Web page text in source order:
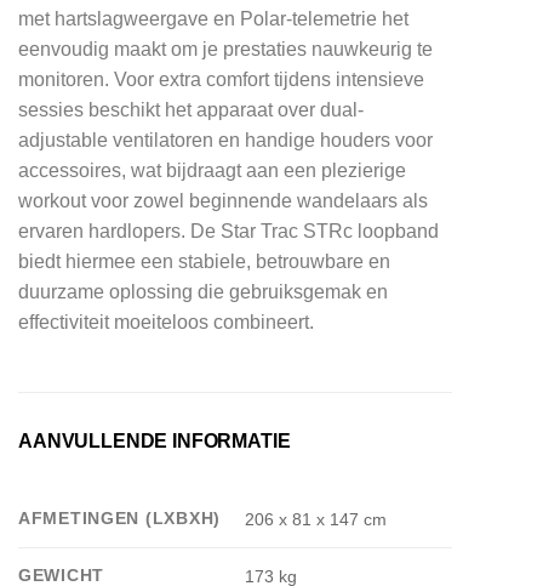
met hartslagweergave en Polar-telemetrie het
eenvoudig maakt om je prestaties nauwkeurig te
monitoren. Voor extra comfort tijdens intensieve
sessies beschikt het apparaat over dual-
adjustable ventilatoren en handige houders voor
accessoires, wat bijdraagt aan een plezierige
workout voor zowel beginnende wandelaars als
ervaren hardlopers. De Star Trac STRc loopband
biedt hiermee een stabiele, betrouwbare en
duurzame oplossing die gebruiksgemak en
effectiviteit moeiteloos combineert.
AANVULLENDE INFORMATIE
AFMETINGEN (LXBXH) 206 x 81 x 147 cm
GEWICHT 173 kg